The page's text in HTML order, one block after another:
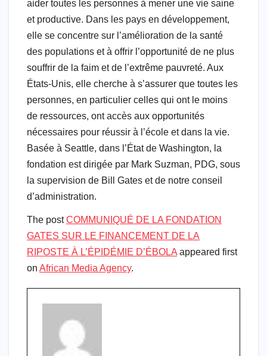
aider toutes les personnes à mener une vie saine
et productive. Dans les pays en développement,
elle se concentre sur l’amélioration de la santé
des populations et à offrir l’opportunité de ne plus
souffrir de la faim et de l’extrême pauvreté. Aux
États-Unis, elle cherche à s’assurer que toutes les
personnes, en particulier celles qui ont le moins
de ressources, ont accès aux opportunités
nécessaires pour réussir à l’école et dans la vie.
Basée à Seattle, dans l’État de Washington, la
fondation est dirigée par Mark Suzman, PDG, sous
la supervision de Bill Gates et de notre conseil
d’administration.
The postCOMMUNIQUÉ DE LA FONDATION
GATES SUR LE FINANCEMENT DE LA
RIPOSTE À L’ÉPIDÉMIE D’ÉBOLAappeared first
on African Media Agency.